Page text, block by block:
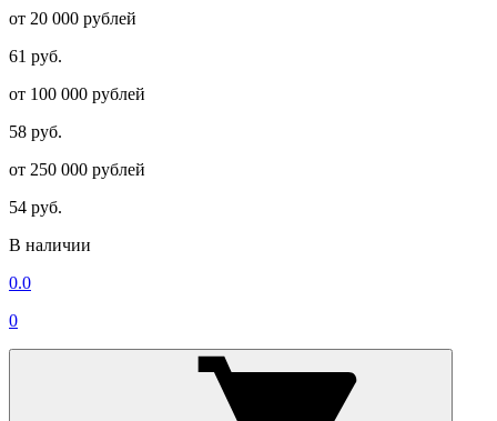
от 20 000 рублей
61 руб.
от 100 000 рублей
58 руб.
от 250 000 рублей
54 руб.
В наличии
0.0
0